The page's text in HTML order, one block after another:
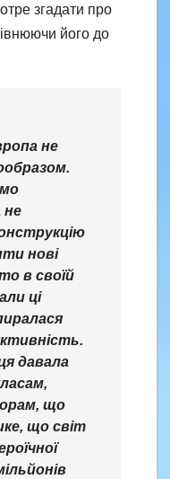
згадати про
його до
не
не
нові
в своїй
ці
давала
що
що світ